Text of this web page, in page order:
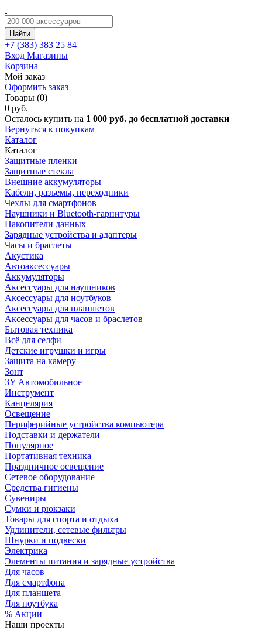
Найти
+7 (383) 383 25 84
Вход Магазины
Корзина
Мой заказ
Оформить заказ
Товары (0)
0 руб.
Осталось купить на 1 000 руб. до бесплатной доставки
Вернуться к покупкам
Каталог
Каталог
Защитные пленки
Защитные стекла
Внешние аккумуляторы
Кабели, разъемы, переходники
Чехлы для смартфонов
Наушники и Bluetooth-гарнитуры
Накопители данных
Зарядные устройства и адаптеры
Часы и браслеты
Акустика
Автоаксессуары
Аккумуляторы
Аксессуары для наушников
Аксессуары для ноутбуков
Аксессуары для планшетов
Аксессуары для часов и браслетов
Бытовая техника
Всё для селфи
Детские игрушки и игры
Защита на камеру
Зонт
ЗУ Автомобильное
Инструмент
Канцелярия
Освещение
Периферийные устройства компьютера
Подставки и держатели
Популярное
Портативная техника
Праздничное освещение
Сетевое оборудование
Средства гигиены
Сувениры
Сумки и рюкзаки
Товары для спорта и отдыха
Удлинители, сетевые фильтры
Шнурки и подвески
Электрика
Элементы питания и зарядные устройства
Для часов
Для смартфона
Для планшета
Для ноутбука
% Акции
Наши проекты